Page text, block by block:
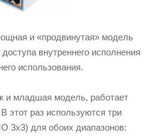
и «продвинутая» модель
внутреннего исполнения
использования.
и младшая модель, работает
этот раз используются три
3x3) для обоих диапазонов: